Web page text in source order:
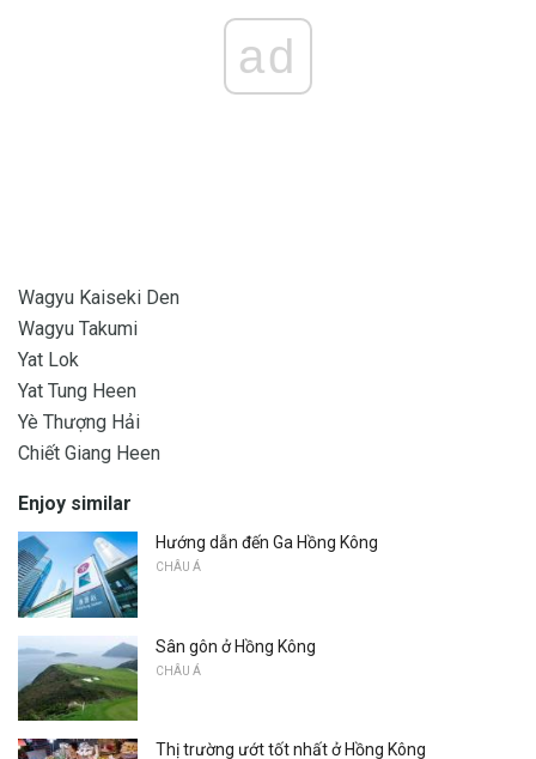
ad
Wagyu Kaiseki Den
Wagyu Takumi
Yat Lok
Yat Tung Heen
Yè Thượng Hải
Chiết Giang Heen
Enjoy similar
Hướng dẫn đến Ga Hồng Kông
CHÂU Á
Sân gôn ở Hồng Kông
CHÂU Á
Thị trường ướt tốt nhất ở Hồng Kông